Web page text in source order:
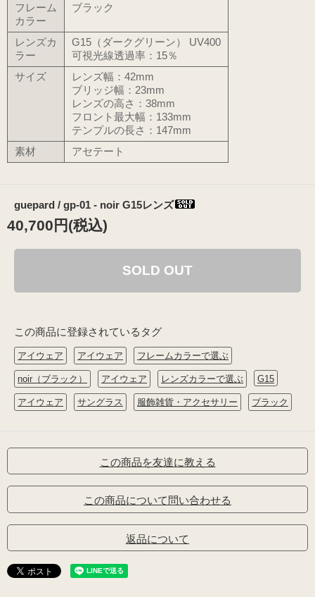
フレーム
カラー
ブラック
レンズカ
ラー
G15（ダークグリーン） UV400
可視光線透過率：15％
サイズ
レンズ幅：42mm
ブリッジ幅：23mm
レンズの高さ：38mm
フロント最大幅：133mm
テンプルの長さ：147mm
素材
アセテート
guepard / gp-01 - noir G15レンズ
40,700円(税込)
SOLD OUT
この商品に登録されているタグ
アイウェア アイウェア フレームカラーで選ぶ
noir（ブラック） アイウェア レンズカラーで選ぶ G15
アイウェア サングラス 服飾雑貨・アクセサリー ブラック
この商品を友達に教える
この商品について問い合わせる
返品について